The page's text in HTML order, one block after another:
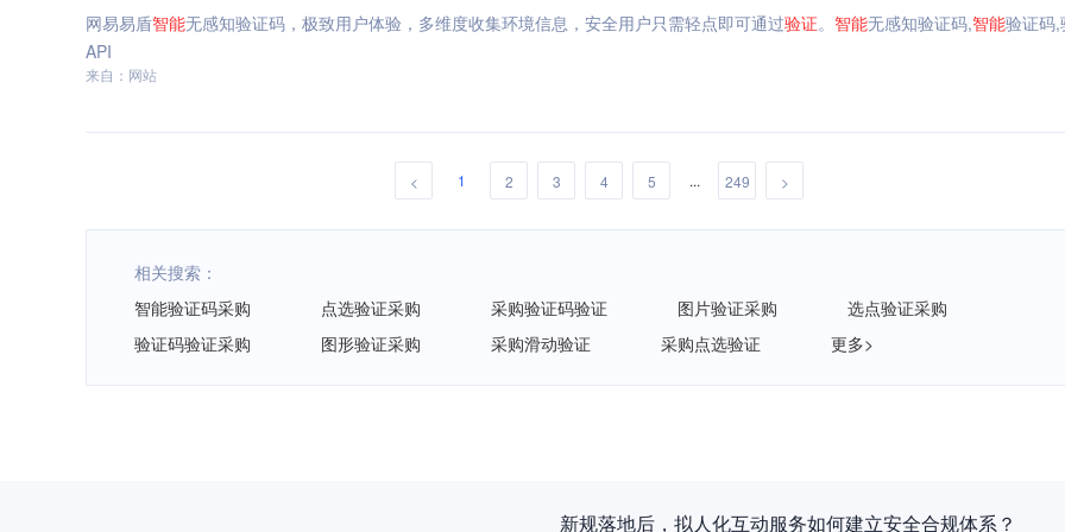
网易易盾智能无感知验证码，极致用户体验，多维度收集环境信息，安全用户只需轻点即可通过验证。 智能无感知验证码,智能验证码,
API
来自：网站
< 1 2 3 4 5 ... 249 >
相关搜索：
智能验证码采购
点选验证采购 采购验证码验证 图片验证采购
选点验证采购
验证码验证采购
图形验证采购 采购滑动验证 采购点选验证 更多>
新规落地后，拟人化互动服务如何建立安全合规体系？